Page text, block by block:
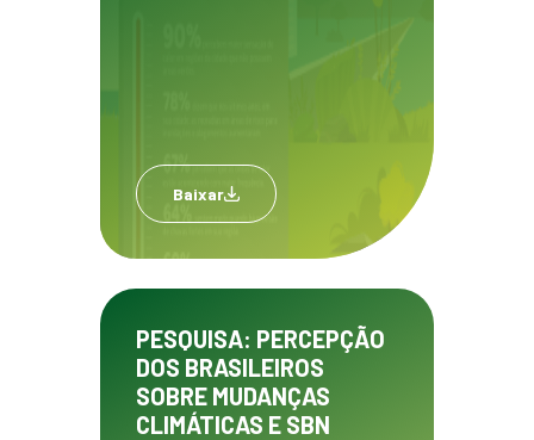
Baixar
PESQUISA: PERCEPÇÃO
DOS BRASILEIROS
SOBRE MUDANÇAS
CLIMÁTICAS E SBN